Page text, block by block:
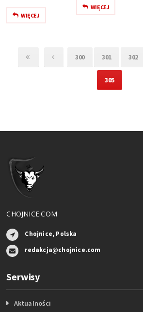
WIĘCEJ
WIĘCEJ
300 301 302
305
CHOJNICE.COM
Chojnice, Polska
redakcja@chojnice.com
Serwisy
Aktualności